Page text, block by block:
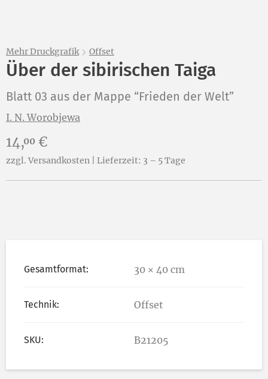
Mehr Druckgrafik Offset
Über der sibirischen Taiga
Blatt 03 aus der Mappe “Frieden der Welt”
I. N. Worobjewa
Preis:
14,00 €
zzgl. Versandkosten | Lieferzeit: 3 – 5 Tage
Gesamtformat: 30 × 40 cm
Technik: Offset
SKU: B21205